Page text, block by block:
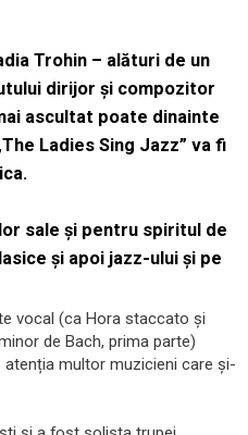
Trohin – alături de un
dirijor și compozitor
ascultat poate dinainte
Ladies Sing Jazz” va fi
sale și pentru spiritul de
și apoi jazz-ului și pe
vocal (ca Hora staccato și
de Bach, prima parte)
multor muzicieni care și-